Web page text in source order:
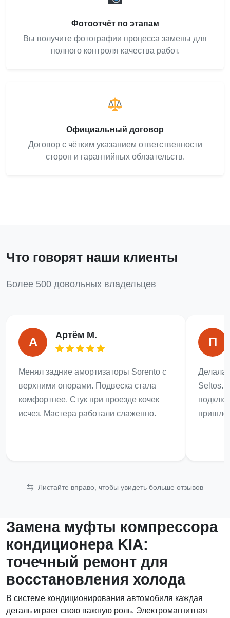
Фотоотчёт по этапам
Вы получите фотографии процесса замены для
полного контроля качества работ.
Официальный договор
Договор с чётким указанием ответственности
сторон и гарантийных обязательств.
Что говорят наши клиенты
Более 500 довольных владельцев
А
Артём М.
Менял задние амортизаторы Sorento с
верхними опорами. Подвеска стала
комфортнее. Стук при проезде кочек
исчез. Мастера работали слаженно.
П
Делала
Seltos.
Листайте вправо, чтобы увидеть больше отзывов
Замена муфты компрессора
кондиционера KIA:
точечный ремонт для
восстановления холода
В системе кондиционирования автомобиля каждая
деталь играет свою важную роль. Электромагнитная